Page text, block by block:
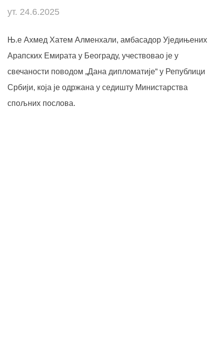
ут. 24.6.2025
Њ.е Ахмед Хатем Алменхали, амбасадор Уједињених
Арапских Емирата у Београду, учествовао је у
свечаности поводом „Дана дипломатије“ у Републици
Србији, која је одржана у седишту Министарства
спољних послова.